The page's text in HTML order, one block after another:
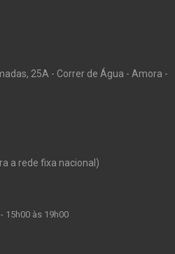
25A - Correr de Água - Amora -
a rede fixa nacional)
15h00 às 19h00